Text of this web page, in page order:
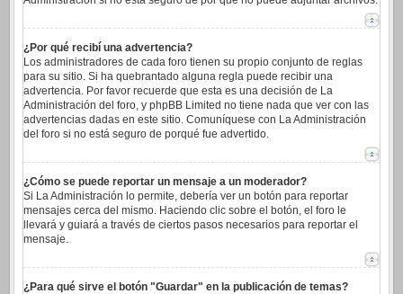
¿Por qué recibí una advertencia?
Los administradores de cada foro tienen su propio conjunto de reglas
para su sitio. Si ha quebrantado alguna regla puede recibir una
advertencia. Por favor recuerde que esta es una decisión de La
Administración del foro, y phpBB Limited no tiene nada que ver con las
advertencias dadas en este sitio. Comuníquese con La Administración
del foro si no está seguro de porqué fue advertido.
¿Cómo se puede reportar un mensaje a un moderador?
Si La Administración lo permite, debería ver un botón para reportar
mensajes cerca del mismo. Haciendo clic sobre el botón, el foro le
llevará y guiará a través de ciertos pasos necesarios para reportar el
mensaje.
¿Para qué sirve el botón "Guardar" en la publicación de temas?